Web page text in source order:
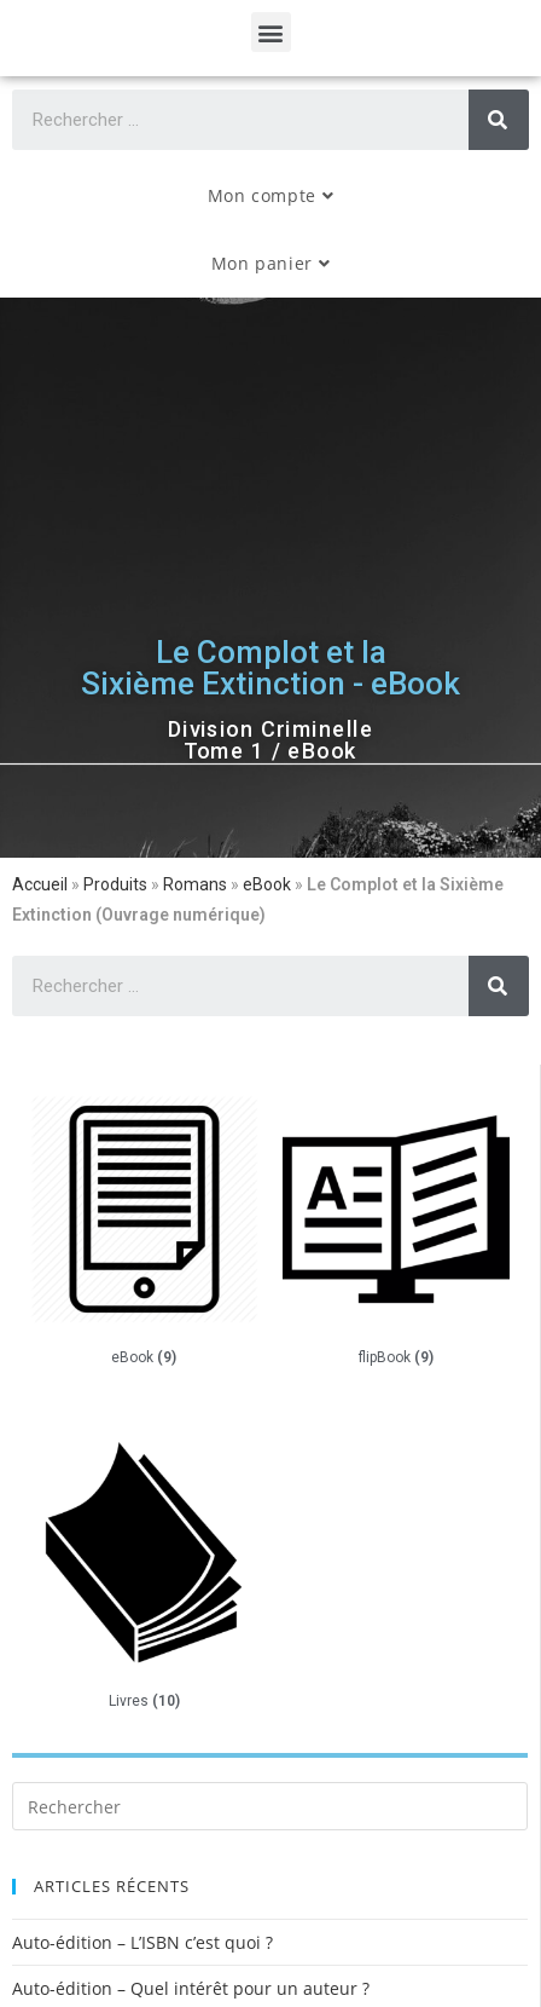
Mon compte
Mon panier
Le Complot et la
Sixième Extinction - eBook
Division Criminelle
Tome 1 / eBook
Accueil » Produits » Romans » eBook » Le Complot et la Sixième
Extinction (Ouvrage numérique)
eBook (9) flipBook (9)
Livres (10)
ARTICLES RÉCENTS
Auto-édition – L’ISBN c’est quoi ?
Auto-édition – Quel intérêt pour un auteur ?